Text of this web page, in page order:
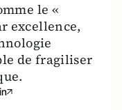
le «
excellence,
de fragiliser